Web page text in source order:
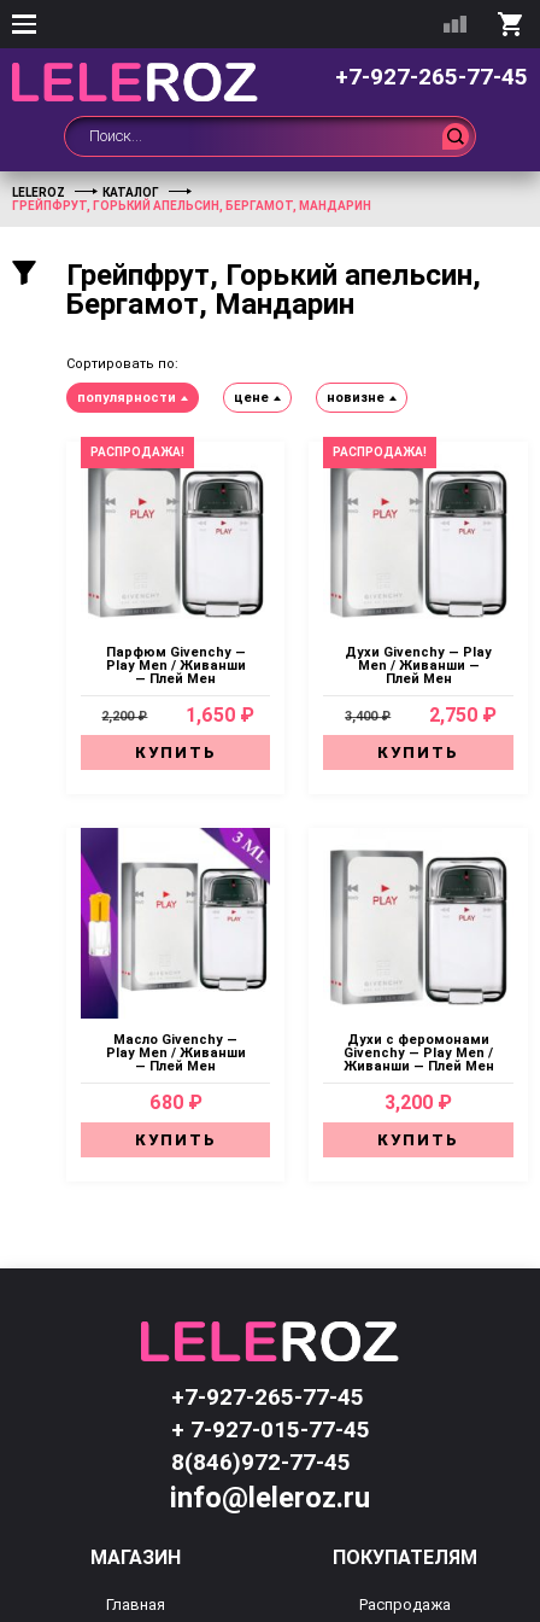
+7-927-265-77-45
LELEROZ
КАТАЛОГ
ГРЕЙПФРУТ, ГОРЬКИЙ АПЕЛЬСИН, БЕРГАМОТ, МАНДАРИН
Грейпфрут, Горький апельсин,
Бергамот, Мандарин
Сортировать по:
популярности цене новизне
РАСПРОДАЖА!
Парфюм Givenchy —
Play Men / Живанши
— Плей Мен
2,200 ₽ 1,650 ₽
КУПИТЬ
РАСПРОДАЖА!
Духи Givenchy — Play
Men / Живанши —
Плей Мен
3,400 ₽ 2,750 ₽
КУПИТЬ
Масло Givenchy —
Play Men / Живанши
— Плей Мен
680 ₽
КУПИТЬ
Духи с феромонами
Givenchy — Play Men /
Живанши — Плей Мен
3,200 ₽
КУПИТЬ
+7-927-265-77-45
+ 7-927-015-77-45
8(846)972-77-45
info@leleroz.ru
МАГАЗИН
Главная
ПОКУПАТЕЛЯМ
Распродажа